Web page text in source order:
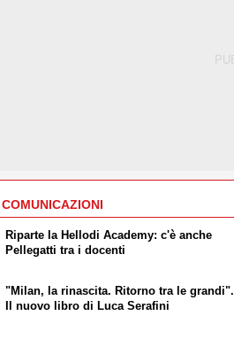
Riparte la Hellodi Academy: c'è anche
Pellegatti tra i docenti
"Milan, la rinascita. Ritorno tra le grandi".
Il nuovo libro di Luca Serafini